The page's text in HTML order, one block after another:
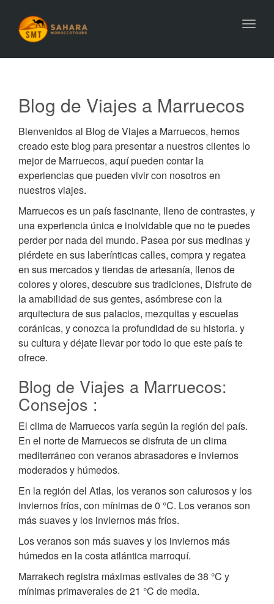
Blog de Viajes a Marruecos
Bienvenidos al Blog de Viajes a Marruecos, hemos
creado este blog para presentar a nuestros clientes lo
mejor de Marruecos, aquí pueden contar la
experiencias que pueden vivir con nosotros en
nuestros viajes.
Marruecos es un país fascinante, lleno de contrastes, y
una experiencia única e inolvidable que no te puedes
perder por nada del mundo. Pasea por sus medinas y
piérdete en sus laberínticas calles, compra y regatea
en sus mercados y tiendas de artesanía, llenos de
colores y olores, descubre sus tradiciones, Disfrute de
la amabilidad de sus gentes, asómbrese con la
arquitectura de sus palacios, mezquitas y escuelas
coránicas, y conozca la profundidad de su historia. y
su cultura y déjate llevar por todo lo que este país te
ofrece.
Blog de Viajes a Marruecos:
Consejos :
El clima de Marruecos varía según la región del país.
En el norte de Marruecos se disfruta de un clima
mediterráneo con veranos abrasadores e inviernos
moderados y húmedos.
En la región del Atlas, los veranos son calurosos y los
inviernos fríos, con mínimas de 0 °C. Los veranos son
más suaves y los inviernos más fríos.
Los veranos son más suaves y los inviernos más
húmedos en la costa atlántica marroquí.
Marrakech registra máximas estivales de 38 °C y
mínimas primaverales de 21 °C de media.